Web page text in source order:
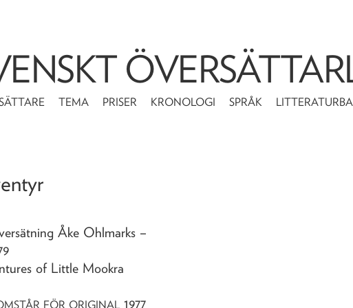
TEMA PRISER KRONOLOGI SPRÅK
Åke Ohlmarks –
of Little Mookra
FÖR ORIGINAL 1977